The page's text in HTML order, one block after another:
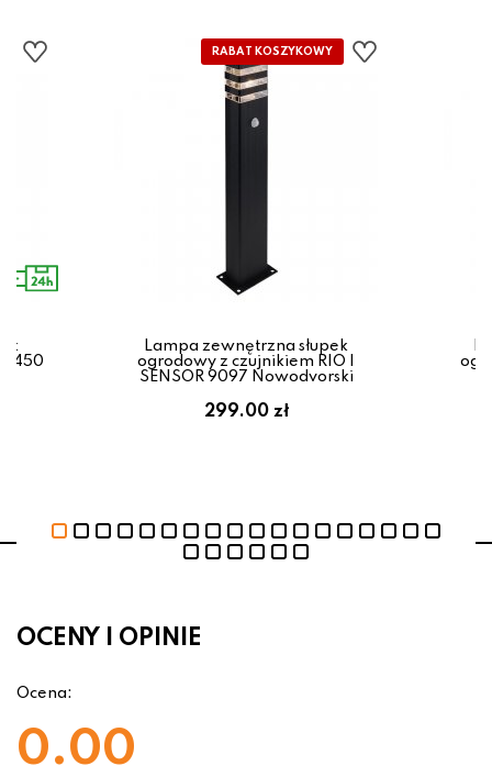
450
Lampa zewnętrzna słupek
ogrodowy z czujnikiem RIO I
SENSOR 9097 Nowodvorski
299.00 zł
OCENY I OPINIE
Ocena:
0.00